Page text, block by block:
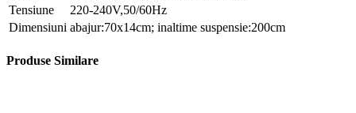
Tensiune
220-240V,50/60Hz
Dimensiuni abajur:70x14cm; inaltime suspensie:200cm
Produse Similare